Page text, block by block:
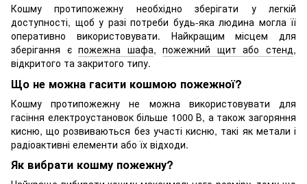
Кошму протипожежну необхідно зберігати у легкій
доступності, щоб у разі потреби будь-яка людина могла її
оперативно використовувати. Найкращим місцем для
зберігання єпожежна шафа,пожежний щит або стенд,
відкритого та закритого типу.
Що не можна гасити кошмою пожежної?
Кошму протипожежну не можна використовувати для
гасіння електроустановок більше 1000 В, а також загоряння
кисню, що розвиваються без участі кисню, такі як метали і
радіоактивні елементи або їх відходи.
Як вибрати кошму пожежну?